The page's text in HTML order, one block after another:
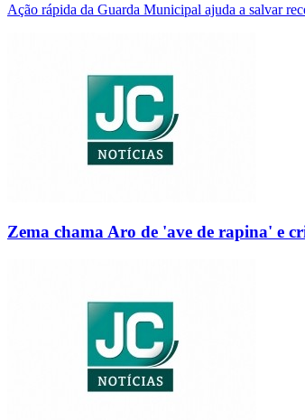
Ação rápida da Guarda Municipal ajuda a salvar
Zema chama Aro de 'ave de rapina' e